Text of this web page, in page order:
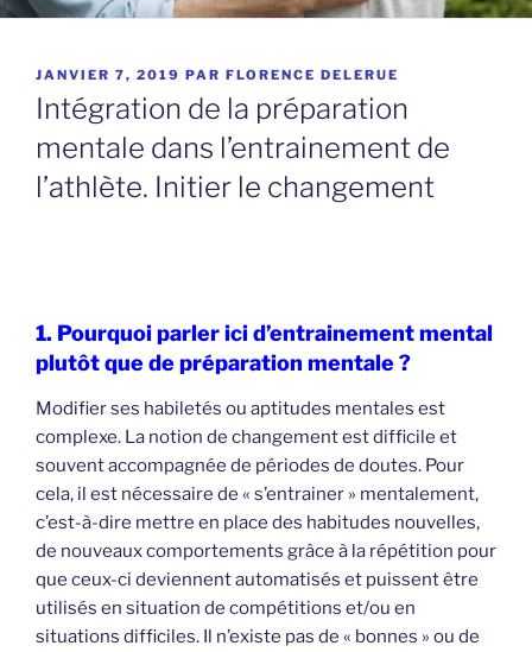
PUBLIÉ
LE
JANVIER 7, 2019 PAR FLORENCE DELERUE
Intégration de la préparation
mentale dans l’entrainement de
l’athlète. Initier le changement
1. Pourquoi parler ici d’entrainement mental
plutôt que de préparation mentale ?
Modifier ses habiletés ou aptitudes mentales est
complexe. La notion de changement est difficile et
souvent accompagnée de périodes de doutes. Pour
cela, il est nécessaire de « s’entrainer » mentalement,
c’est-à-dire mettre en place des habitudes nouvelles,
de nouveaux comportements grâce à la répétition pour
que ceux-ci deviennent automatisés et puissent être
utilisés en situation de compétitions et/ou en
situations difficiles. Il n’existe pas de « bonnes » ou de